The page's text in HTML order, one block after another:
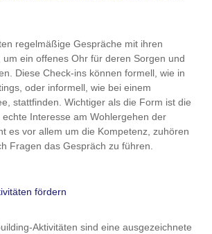
regelmäßige Gespräche mit ihren
ein offenes Ohr für deren Sorgen und
Diese Check-ins können formell, wie in
oder informell, wie bei einem
stattfinden. Wichtiger als die Form ist die
Interesse am Wohlergehen der
es vor allem um die Kompetenz, zuhören
Fragen das Gespräch zu führen.
fördern
Aktivitäten sind eine ausgezeichnete